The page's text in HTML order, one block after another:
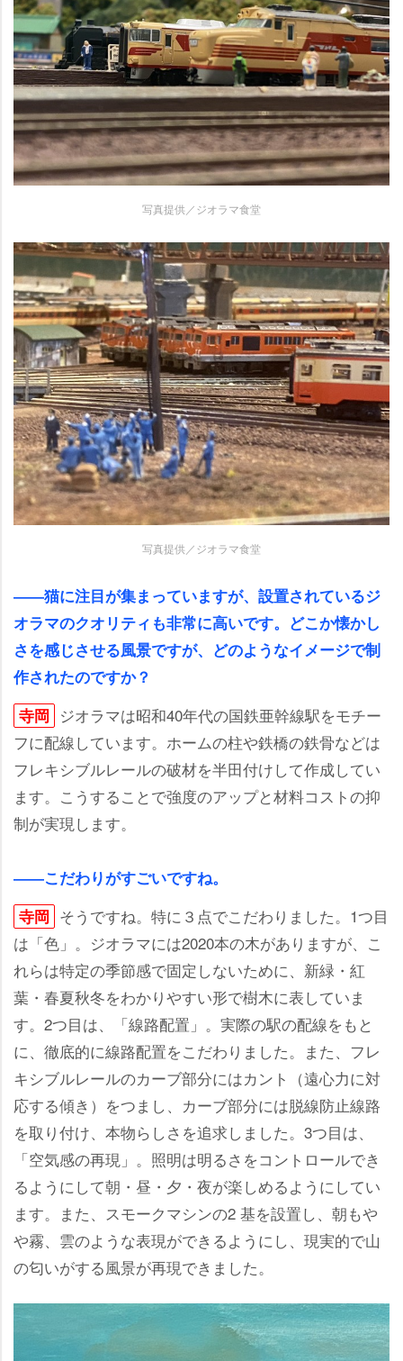
写真提供／ジオラマ食堂
写真提供／ジオラマ食堂
――猫に注目が集まっていますが、設置されているジ
オラマのクオリティも非常に高いです。どこか懐かし
さを感じさせる風景ですが、どのようなイメージで制
作されたのですか？
寺岡 ジオラマは昭和40年代の国鉄亜幹線駅をモチー
フに配線しています。ホームの柱や鉄橋の鉄骨などは
フレキシブルレールの破材を半田付けして作成してい
ます。こうすることで強度のアップと材料コストの抑
制が実現します。
――こだわりがすごいですね。
寺岡 そうですね。特に３点でこだわりました。1つ目
は「色」。ジオラマには2020本の木がありますが、こ
れらは特定の季節感で固定しないために、新緑・紅
葉・春夏秋冬をわかりやすい形で樹木に表していま
す。2つ目は、「線路配置」。実際の駅の配線をもと
に、徹底的に線路配置をこだわりました。また、フレ
キシブルレールのカーブ部分にはカント（遠心力に対
応する傾き）をつまし、カーブ部分には脱線防止線路
を取り付け、本物らしさを追求しました。3つ目は、
「空気感の再現」。照明は明るさをコントロールでき
るようにして朝・昼・夕・夜が楽しめるようにしてい
ます。また、スモークマシンの2 基を設置し、朝も
霧、雲のような表現ができるようにし、現実的で山
の匂いがする風景が再現できました。